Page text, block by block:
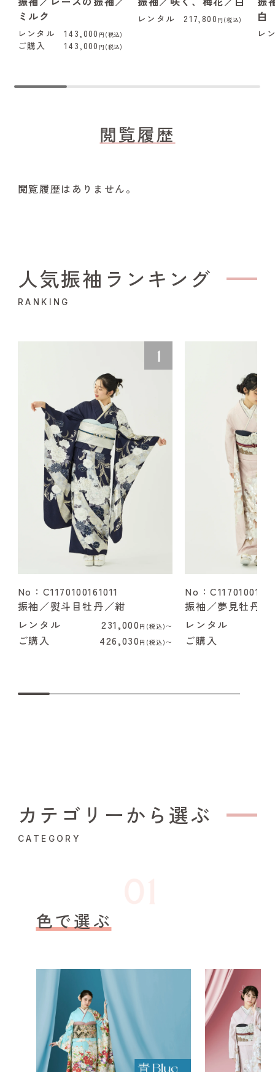
ミルク
レンタル 143,000 円(税込)
ご購入 143,000 円(税込)
レンタル 217,800 円(税込)
白
レ
閲覧履歴
閲覧履歴はありません。
人気振袖ランキング
RANKING
No：C1170100161011
振袖／熨斗目牡丹／紺
レンタル
231,000 円(税込)〜
ご購入 426,030 円(税込)〜
No：
振袖／夢見牡丹／
レンタル
ご購入
カテゴリーから選ぶ
CATEGORY
色で選ぶ